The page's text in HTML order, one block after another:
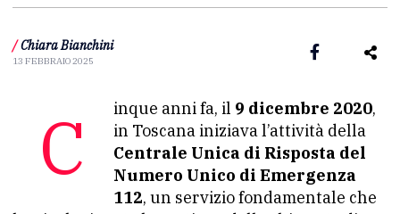
/ Chiara Bianchini
13 FEBBRAIO 2025
Cinque anni fa, il 9 dicembre 2020,
in Toscana iniziava l’attività della
Centrale Unica di Risposta del
Numero Unico di Emergenza
112, un servizio fondamentale che